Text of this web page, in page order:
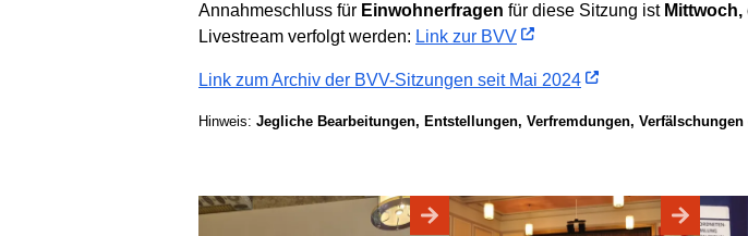
Annahmeschluss für Einwohnerfragen für diese Sitzung ist Mittwoch,
Livestream verfolgt werden: Link zur BVV
Link zum Archiv der BVV-Sitzungen seit Mai 2024
Hinweis: Jegliche Bearbeitungen, Entstellungen, Verfremdungen,